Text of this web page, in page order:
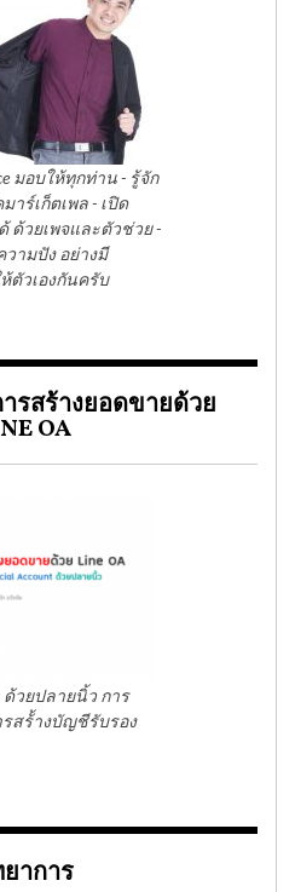
มอบให้ทุกท่าน - รู้จัก
ร์เก็ตเพล - เปิด
ด้วยเพจและตัวช่วย -
ามปัง อย่างมี
ตัวเองกันครับ
รสร้างยอดขายด้วย
OA
ด้วยปลายนิ้ว การ
ารสร้้างบัญชีรับรอง
าการ